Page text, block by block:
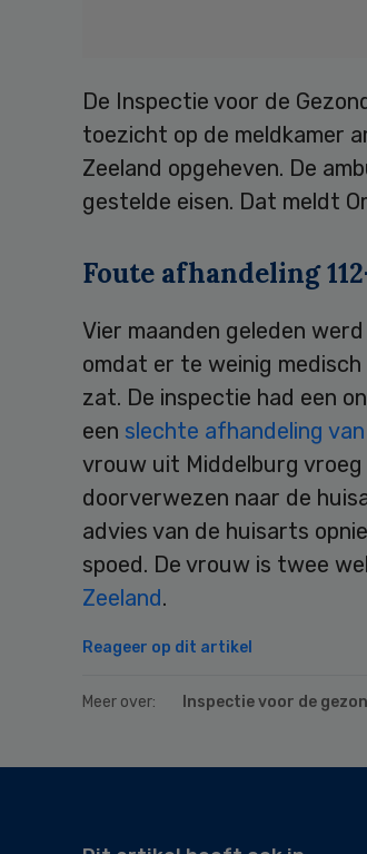
De Inspectie voor de
toezicht op de meldkamer
Zeeland opgeheven. De
gestelde eisen. Dat meldt
Foute afhandeling
Vier maanden geleden
omdat er te weinig
zat. De inspectie had een
een slechte afhandeling van
vrouw uit Middelburg vroeg
doorverwezen naar de
advies van de huisarts
spoed. De vrouw is twee
Zeeland.
Reageer op dit artikel
Meer over: Inspectie voor de